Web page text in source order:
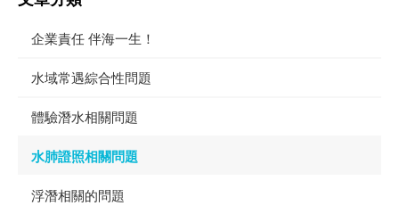
企業責任 伴海一生！
水域常遇綜合性問題
體驗潛水相關問題
水肺證照相關問題
浮潛相關的問題